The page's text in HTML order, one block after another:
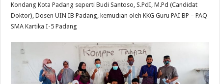
Kondang Kota Padang seperti Budi Santoso, S.PdI, M.Pd (Candidat
Doktor), Dosen UIN IB Padang, kemudian oleh KKG Guru PAI BP – PAQ
SMA Kartika I-5 Padang